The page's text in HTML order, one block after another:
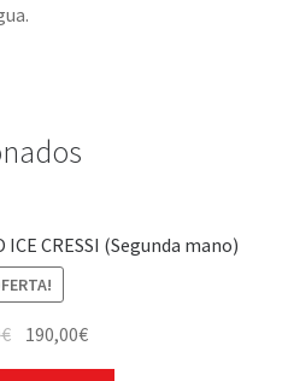
ICE CRESSI (Segunda mano)
€ 190,00€